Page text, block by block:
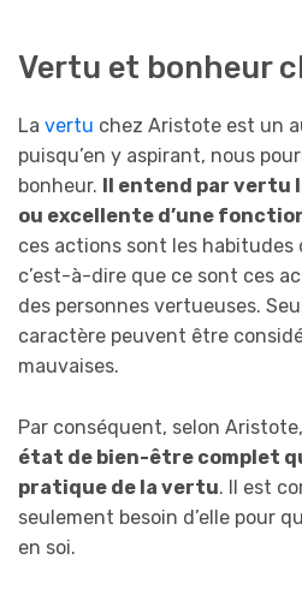
Vertu et bonheur
La vertu chez Aristote est un
puisqu’en y aspirant, nous
bonheur.
Il entend par
ou excellente d’une
ces actions sont les habitudes
c’est-à-dire que ce sont ces
des personnes vertueuses.
caractère peuvent être
mauvaises.
Par conséquent, selon Aristote,
état de bien-être complet
pratique de la vertu. Il est
seulement besoin d’elle pour
en soi.